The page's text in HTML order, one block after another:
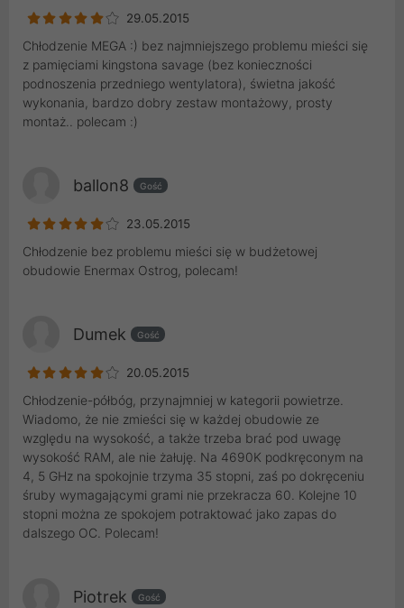
29.05.2015
Chłodzenie MEGA :) bez najmniejszego problemu mieści się
z pamięciami kingstona savage (bez konieczności
podnoszenia przedniego wentylatora), świetna jakość
wykonania, bardzo dobry zestaw montażowy, prosty
montaż.. polecam :)
ballon8 Gość
23.05.2015
Chłodzenie bez problemu mieści się w budżetowej
obudowie Enermax Ostrog, polecam!
Dumek Gość
20.05.2015
Chłodzenie-półbóg, przynajmniej w kategorii powietrze.
Wiadomo, że nie zmieści się w każdej obudowie ze
względu na wysokość, a także trzeba brać pod uwagę
wysokość RAM, ale nie żałuję. Na 4690K podkręconym na
4, 5 GHz na spokojnie trzyma 35 stopni, zaś po dokręceniu
śruby wymagającymi grami nie przekracza 60. Kolejne 10
stopni można ze spokojem potraktować jako zapas do
dalszego OC. Polecam!
Piotrek Gość